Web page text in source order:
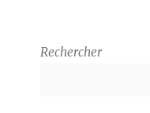
Rechercher